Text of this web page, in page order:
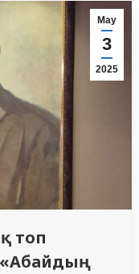
Турсыновна
мейіргерлік
тақырыбында
сөзінде егде
Мау
3
2025
топ
«Абайдың